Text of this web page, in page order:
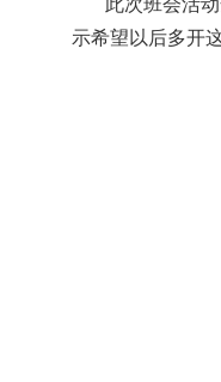
此次班会活
示希望以后多开